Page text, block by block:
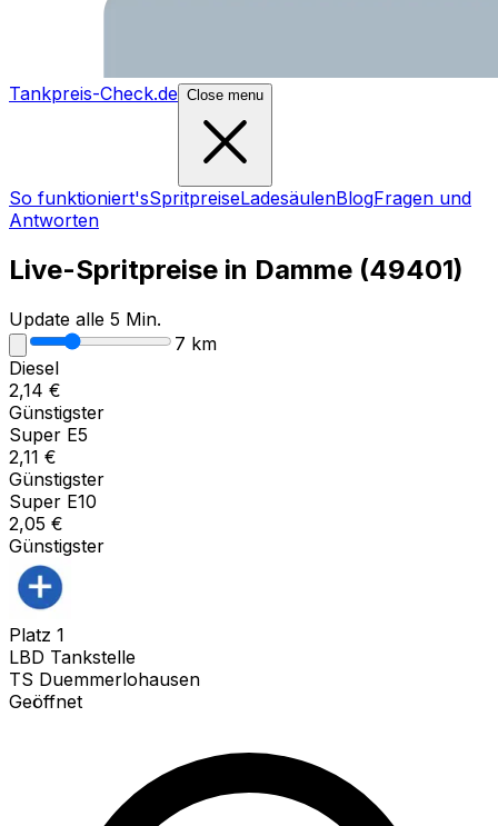
Tankpreis-Check.de Close menu
So funktioniert'sSpritpreiseLadesäulenBlogFragen und
Antworten
Live-Spritpreise in Damme (49401)
Update alle 5 Min.
7 km
Diesel
2,14 €
Günstigster
Super E5
2,11 €
Günstigster
Super E10
2,05 €
Günstigster
Platz 1
LBD Tankstelle
TS Duemmerlohausen
Geöffnet